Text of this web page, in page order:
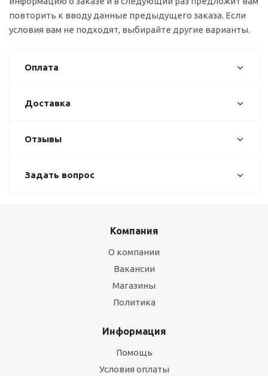
повторить к вводу данные предыдущего заказа. Если
условия вам не подходят, выбирайте другие варианты.
Оплата
Доставка
Отзывы
Задать вопрос
Компания
О компании
Вакансии
Магазины
Политика
Информация
Помощь
Условия оплаты